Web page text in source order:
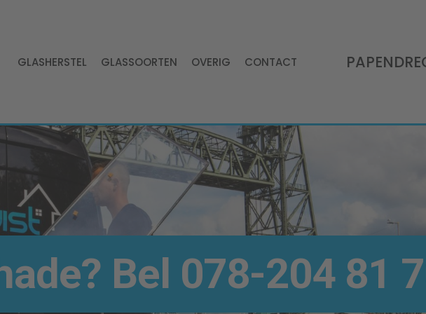
GLASHERSTEL GLASSOORTEN OVERIG CONTACT
Bel 078-204 81